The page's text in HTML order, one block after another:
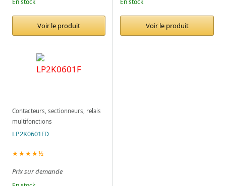
Voir le produit Voir le produit
Contacteurs, sectionneurs, relais
multifonctions
LP2K0601FD
★★★★½
Prix sur demande